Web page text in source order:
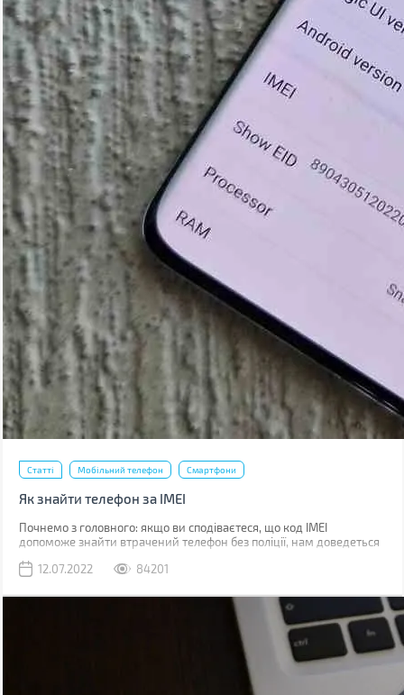
Статті Мобільний телефон Смартфони
Як знайти телефон за IMEI
Почнемо з головного: якщо ви сподіваєтеся, що код IMEI
допоможе знайти втрачений телефон без поліції, нам доведеться
допоможе абсолютно. Якщо його вкрали, IMEI слід повідомити
12.07.2022 84201